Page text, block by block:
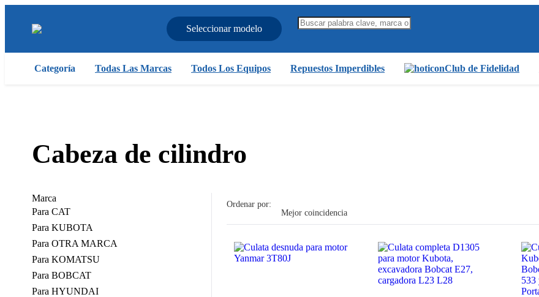
Seleccionar modelo
Categoría Todas Las Marcas Todos Los Equipos Repuestos Imperdibles Club de Fidelidad
Cabeza de cilindro
Marca
Para CAT
Para KUBOTA
Para OTRA MARCA
Para KOMATSU
Para BOBCAT
Para HYUNDAI
Ordenar por:
Mejor coincidencia